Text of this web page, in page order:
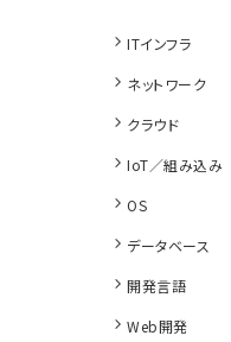
ITインフラ
ネットワーク
クラウド
IoT／組み込み
OS
データベース
開発言語
Web開発